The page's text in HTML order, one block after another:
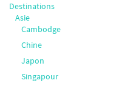
Destinations
Asie
Cambodge
Chine
Japon
Singapour